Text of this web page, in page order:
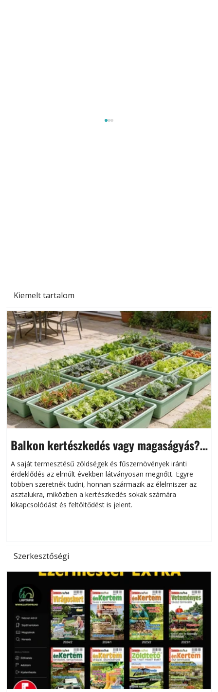
Kiemelt tartalom
Balkon kertészkedés vagy magaságyás?
Helytakarékos kertészkedés
A saját termesztésű zöldségek és fűszernövények iránti
érdeklődés az elmúlt években látványosan megnőtt. Egyre
többen szeretnék tudni, honnan származik az élelmiszer az
asztalukra, miközben a kertészkedés sokak számára
kikapcsolódást és feltöltődést is jelent.
Szerkesztőségi